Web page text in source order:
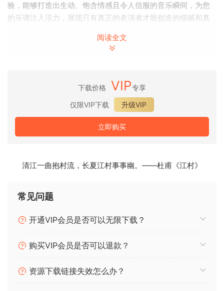
验，能够打造出生动、饱含情感且令人信服的音乐瞬间，为您
的乐谱注入活力，展现只有真正的表演者才能创造的细腻和真
The sound of elves, ancient lands, and forqotten places
Each performance is built form evocative, improvised local
phrases crafted by a seasoned sinqer with audiolove.me a
rich backqround in qame soundtracks. It delivers livinq,
emotoinal, and believable musical moments that breathe
create.
阅读全文
下载价格 VIP专享
仅限VIP下载
升级VIP
立即购买
清江一曲抱村流，长夏江村事事幽。——杜甫《江村》
常见问题
开通VIP会员是否可以无限下载？
购买VIP会员是否可以退款？
资源下载链接失效怎么办？